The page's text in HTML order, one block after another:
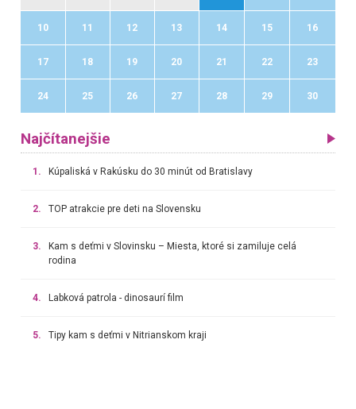
10 11 12 13 14 15 16
17 18 19 20 21 22 23
24 25 26 27 28 29 30
Najčítanejšie
1. Kúpaliská v Rakúsku do 30 minút od Bratislavy
2. TOP atrakcie pre deti na Slovensku
3.
Kam s deťmi v Slovinsku – Miesta, ktoré si zamiluje celá
rodina
4. Labková patrola - dinosaurí film
5. Tipy kam s deťmi v Nitrianskom kraji